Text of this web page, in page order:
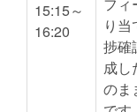
15:15～
16:20
り
捗確
成し
のま